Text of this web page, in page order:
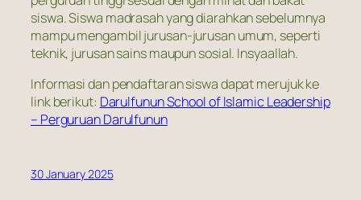
siswa. Siswa madrasah yang diarahkan sebelumnya
mampu mengambil jurusan-jurusan umum, seperti
teknik, jurusan sains maupun sosial. Insyaallah.
Informasi dan pendaftaran siswa dapat merujuk ke
link berikut: Darulfunun School of Islamic Leadership
– Perguruan Darulfunun
30 January 2025